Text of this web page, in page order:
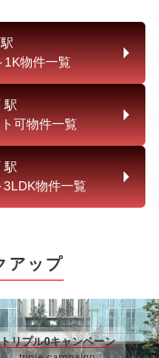
1K物件一覧
駅
可物件一覧
駅
3LDK物件一覧
アップ
トリプル0キャンペーン